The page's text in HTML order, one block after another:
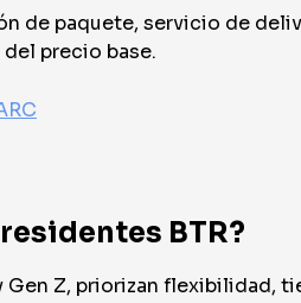
de paquete, servicio de
precio base.
BTR?
Z, priorizan flexibilidad,